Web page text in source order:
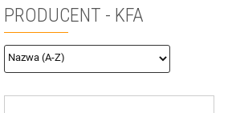
PRODUCENT - KFA